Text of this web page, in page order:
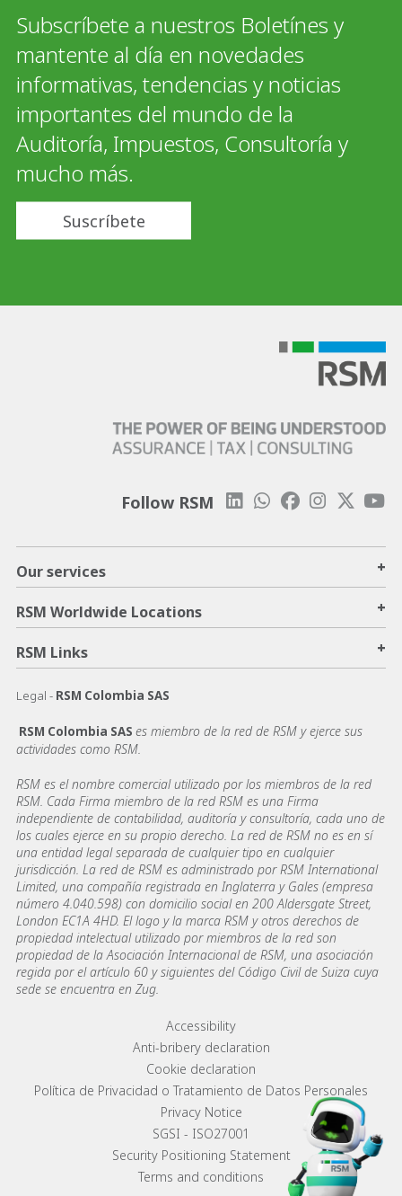
Subscríbete a nuestros Boletínes y
mantente al día en novedades
informativas, tendencias y noticias
importantes del mundo de la
Auditoría, Impuestos, Consultoría y
mucho más.
Suscríbete
Follow RSM
Our services +
RSM Worldwide Locations +
RSM Links +
Legal - RSM Colombia SAS
RSM Colombia SAS es miembro de la red de RSM y ejerce sus
actividades como RSM.
RSM es el nombre comercial utilizado por los miembros de la red
RSM. Cada Firma miembro de la red RSM es una Firma
independiente de contabilidad, auditoría y consultoría, cada uno de
los cuales ejerce en su propio derecho. La red de RSM no es en sí
una entidad legal separada de cualquier tipo en cualquier
jurisdicción. La red de RSM es administrado por RSM International
Limited, una compañía registrada en Inglaterra y Gales (empresa
número 4.040.598) con domicilio social en 200 Aldersgate Street,
London EC1A 4HD. El logo y la marca RSM y otros derechos de
propiedad intelectual utilizado por miembros de la red son
propiedad de la Asociación Internacional de RSM, una asociación
regida por el artículo 60 y siguientes del Código Civil de Suiza cuya
sede se encuentra en Zug.
Footer menu linksAccessibility
Anti-bribery declaration
Cookie declaration
Política de Privacidad o Tratamiento de Datos Personales
Privacy Notice
SGSI - ISO27001
Security Positioning Statement
Terms and conditions